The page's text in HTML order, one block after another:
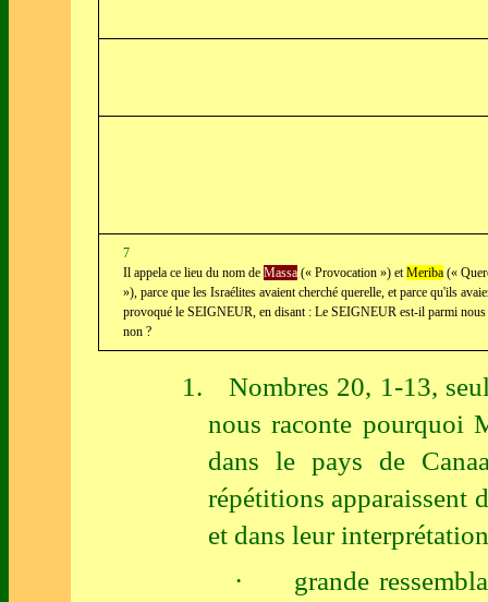
7
Il appela ce lieu du nom de Massa(« Provocation ») etMeriba(«
»), parce que les Israélites avaient cherché querelle, et parce qu'ils
provoqué le SEIGNEUR, en disant : Le SEIGNEUR est-il parmi nous
non ?
1.
Nombres 20, 1-13,
nous raconte pourquoi
dans le pays de
répétitions apparaissent
et dans leur
·
grande